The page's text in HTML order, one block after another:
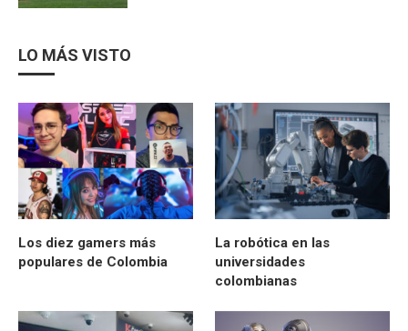
LO MÁS VISTO
Los diez gamers más
populares de Colombia
La robótica en las
universidades
colombianas